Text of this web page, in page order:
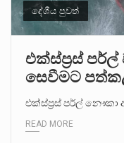
දේශීය පුවත්
එක්ස්ප්‍රස්
සෙවීමට
එක්ස්ප්‍රස් පර්ල් නෞකා
READ MORE